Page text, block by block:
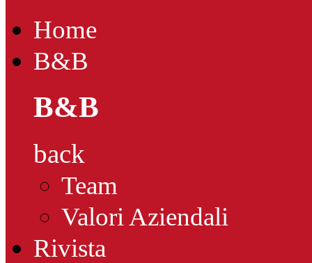
Home
B&B
B&B
back
Team
Valori Aziendali
Rivista